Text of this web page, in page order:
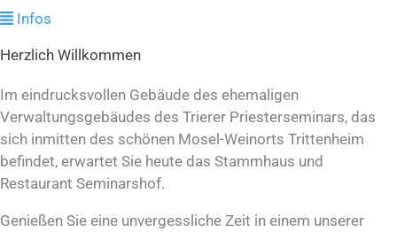
Infos
Herzlich Willkommen
Im eindrucksvollen Gebäude des ehemaligen
Verwaltungsgebäudes des Trierer Priesterseminars, das
sich inmitten des schönen Mosel-Weinorts Trittenheim
befindet, erwartet Sie heute das Stammhaus und
Restaurant Seminarshof.
Genießen Sie eine unvergessliche Zeit in einem unserer